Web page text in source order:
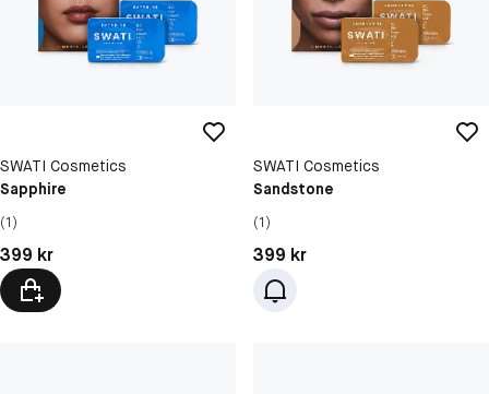
SWATI Cosmetics
Sapphire
(1)
Pris: 399 kr
399 kr
SWATI Cosmetics
Sandstone
(1)
Pris: 399 kr
399 kr